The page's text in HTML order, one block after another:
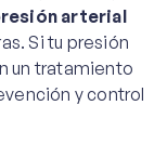
arterial
Si tu presión
un tratamiento
y control